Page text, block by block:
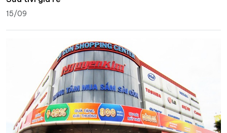
15/09